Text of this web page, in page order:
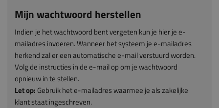
Mijn wachtwoord herstellen
Indien je het wachtwoord bent vergeten kun je hier je e-
mailadres invoeren. Wanneer het systeem je e-mailadres
herkend zal er een automatische e-mail verstuurd worden.
Volg de instructies in de e-mail op om je wachtwoord
opnieuw in te stellen.
Let op: Gebruik het e-mailadres waarmee je als zakelijke
klant staat ingeschreven.